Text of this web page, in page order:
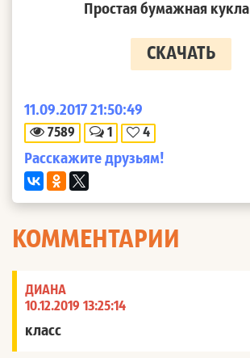
Простая бумажная кукла
СКАЧАТЬ
11.09.2017 21:50:49
7589 1 4
Расскажите друзьям!
КОММЕНТАРИИ
ДИАНА
10.12.2019 13:25:14
класс